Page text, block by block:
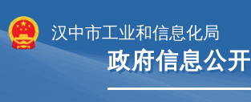
汉中市工业和信息化局
政府信息公开